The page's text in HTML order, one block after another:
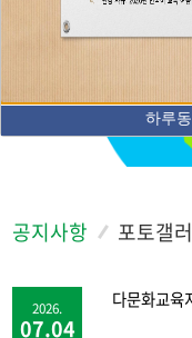
공지사항
다문화교육
07.04
2026.
포토갤
하루